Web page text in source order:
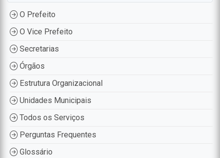
O Prefeito
O Vice Prefeito
Secretarias
Órgãos
Estrutura Organizacional
Unidades Municipais
Todos os Serviços
Perguntas Frequentes
Glossário